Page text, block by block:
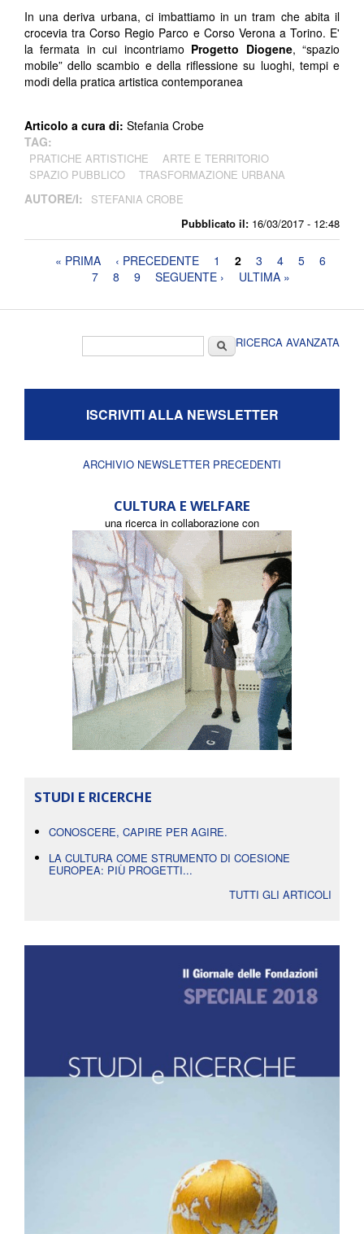
Pubblicato il: 16/03/2017 - 12:48
In una deriva urbana, ci imbattiamo in un tram che abita il
crocevia tra Corso Regio Parco e Corso Verona a Torino. E'
la fermata in cui incontriamo Progetto Diogene, “spazio
mobile” dello scambio e della riflessione su luoghi, tempi e
modi della pratica artistica contemporanea
Articolo a cura di: Stefania Crobe
TAG:
PRATICHE ARTISTICHE
ARTE E TERRITORIO
SPAZIO PUBBLICO
TRASFORMAZIONE URBANA
AUTORE/I: STEFANIA CROBE
Pagine« PRIMA ‹ PRECEDENTE 1 2 3 4 5
6
7
8 9 SEGUENTE › ULTIMA »
CercaRICERCA AVANZATA
ISCRIVITI ALLA NEWSLETTER
ARCHIVIO NEWSLETTER PRECEDENTI
CULTURA E WELFARE
una ricerca in collaborazione con
STUDI E RICERCHE
CONOSCERE, CAPIRE PER AGIRE.
LA CULTURA COME STRUMENTO DI COESIONE
EUROPEA: PIÙ PROGETTI...
TUTTI GLI ARTICOLI